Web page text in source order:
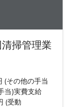
掃管理業
(その他の手当
当)実費支給
(受動